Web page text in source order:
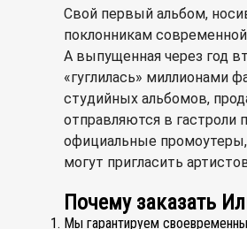
Свой первый альбом,
поклонникам
А выпущенная через год
«гуглилась» миллионами
студийных альбомов,
отправляются в гастроли
официальные
могут пригласить
Почему заказать
Мы гарантируем